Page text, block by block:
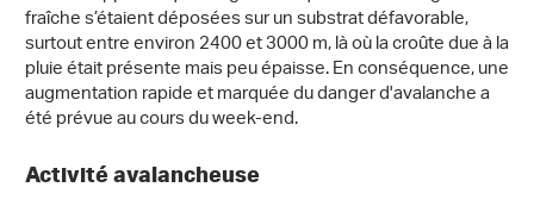
fraîche s’étaient déposées sur un substrat défavorable,
surtout entre environ 2400 et 3000 m, là où la croûte due à la
pluie était présente mais peu épaisse. En conséquence, une
augmentation rapide et marquée du danger d'avalanche a
été prévue au cours du week-end.
Activité avalancheuse